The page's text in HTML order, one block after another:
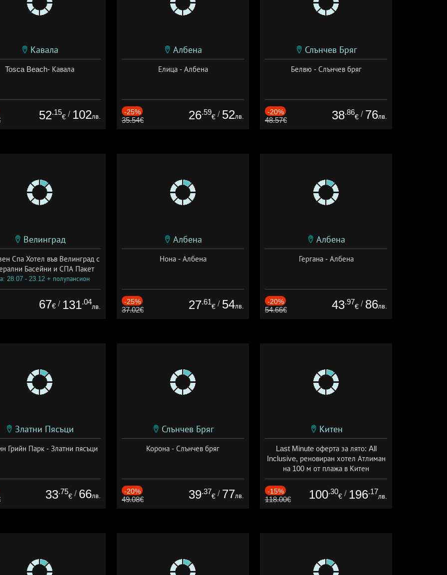
Кавала
Tosca Beach- Кавала
52.15
€ / 102лв.
Албена
Елица - Албена
-25%
35.54€ 26.59
€ / 52лв.
Слънчев Бряг
Белвю - Слънчев бряг
-20%
48.57€ 38.86
€ / 76лв.
Велинград
Спа Хотел във Велинград с
Басейни и СПА Пакет
28.07 - 23.12 + полупансион
67€ / 131.04
лв.
Албена
Нона - Албена
-25%
37.02€ 27.61
€ / 54лв.
Албена
Гергана - Албена
-20%
54.66€ 43.97
€ / 86лв.
Златни Пясъци
Грийн Парк - Златни пясъци
33.75
€ / 66лв.
Слънчев Бряг
Корона - Слънчев бряг
-20%
49.08€ 39.37
€ / 77лв.
Китен
Last Minute оферта за лято: All
Inclusive, реновиран хотел Атлиман
на 100 м от плажа в Китен
Дата: 01.06 - 29.09 + all inclusive
-15%
118.00€ 100.30
€ / 196.17
лв.